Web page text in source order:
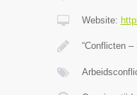
Website:
“Conflicten